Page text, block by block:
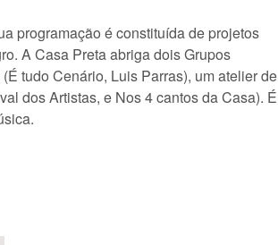
programação é constituída de projetos
A Casa Preta abriga dois Grupos
tudo Cenário, Luis Parras), um atelier de
dos Artistas, e Nos 4 cantos da Casa). É